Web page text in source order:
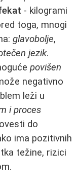
- kilogrami
toga, mnogi
glavobolje,
jezik.
povišen
negativno
leži u
i proces
do
ima pozitivnih
težine, rizici